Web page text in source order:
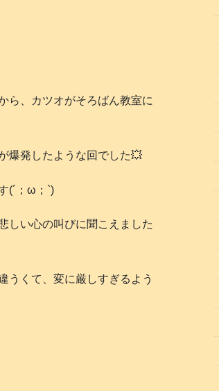
ら、カツオがそろばん教室に
爆発したような回でした💥
(´；ω；`)
しい心の叫びに聞こえました
うくて、変に厳しすぎるよう